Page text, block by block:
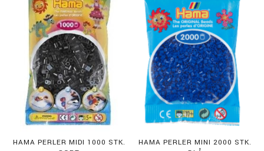
HAMA PERLER MIDI 1000 STK.
HAMA PERLER MINI 2000 STK.